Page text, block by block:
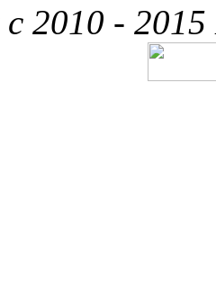
2010 - 2015